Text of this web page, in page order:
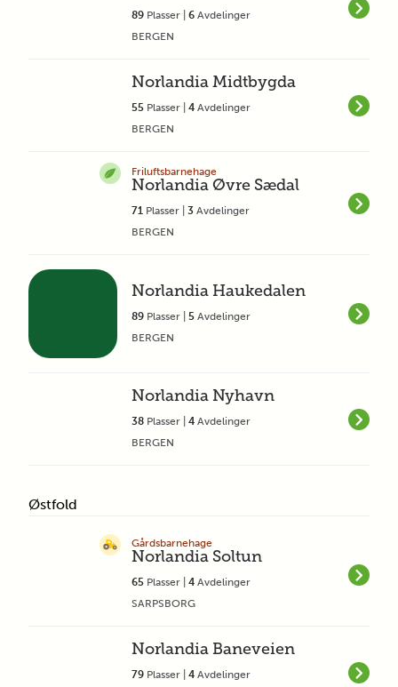
89 Plasser | 6 Avdelinger
BERGEN
Norlandia Midtbygda
55 Plasser | 4 Avdelinger
BERGEN
Friluftsbarnehage
Norlandia Øvre Sædal
71 Plasser | 3 Avdelinger
BERGEN
Norlandia Haukedalen
89 Plasser | 5 Avdelinger
BERGEN
Norlandia Nyhavn
38 Plasser | 4 Avdelinger
BERGEN
Østfold
Gårdsbarnehage
Norlandia Soltun
65 Plasser | 4 Avdelinger
SARPSBORG
Norlandia Baneveien
79 Plasser | 4 Avdelinger